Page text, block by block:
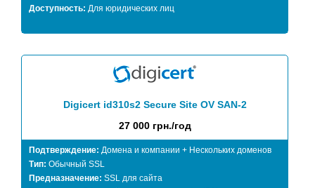
Доступность: Для юридических лиц
Digicert id310s2 Secure Site OV SAN-2
27 000 грн./год
Подтверждение: Домена и компании + Нескольких доменов
Тип: Обычный SSL
Предназначение: SSL для сайта